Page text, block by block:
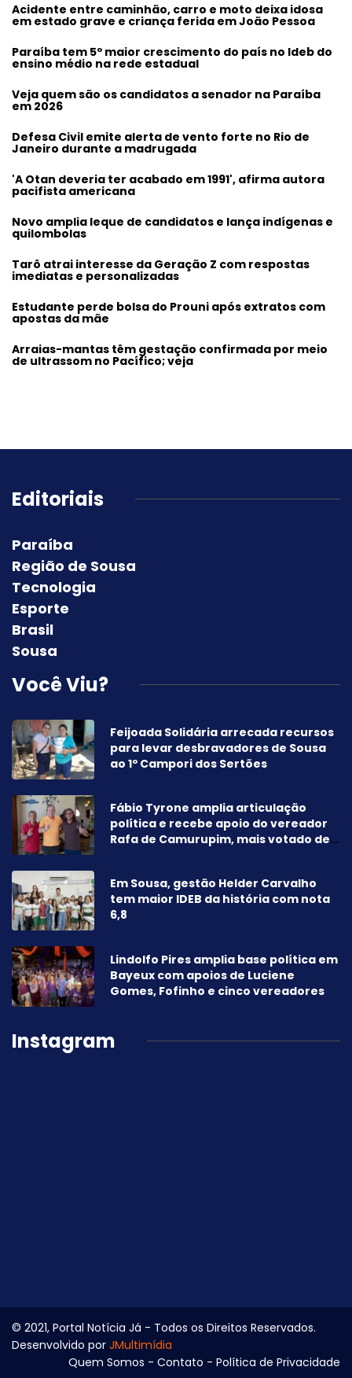
Acidente entre caminhão, carro e moto deixa idosa
em estado grave e criança ferida em João Pessoa
Paraíba tem 5º maior crescimento do país no Ideb do
ensino médio na rede estadual
Veja quem são os candidatos a senador na Paraíba
em 2026
Defesa Civil emite alerta de vento forte no Rio de
Janeiro durante a madrugada
'A Otan deveria ter acabado em 1991', afirma autora
pacifista americana
Novo amplia leque de candidatos e lança indígenas e
quilombolas
Tarô atrai interesse da Geração Z com respostas
imediatas e personalizadas
Estudante perde bolsa do Prouni após extratos com
apostas da mãe
Arraias-mantas têm gestação confirmada por meio
de ultrassom no Pacífico; veja
Editoriais
Paraíba
Região de Sousa
Tecnologia
Esporte
Brasil
Sousa
Você Viu?
Feijoada Solidária arrecada recursos
para levar desbravadores de Sousa
ao 1º Campori dos Sertões
Fábio Tyrone amplia articulação
política e recebe apoio do vereador
Rafa de Camurupim, mais votado de
Em Sousa, gestão Helder Carvalho
tem maior IDEB da história com nota
6,8
Lindolfo Pires amplia base política em
Bayeux com apoios de Luciene
Gomes, Fofinho e cinco vereadores
Instagram
© 2021, Portal Notícia Já - Todos os Direitos Reservados.
Desenvolvido por JMultimídia
Quem Somos - Contato - Política de Privacidade